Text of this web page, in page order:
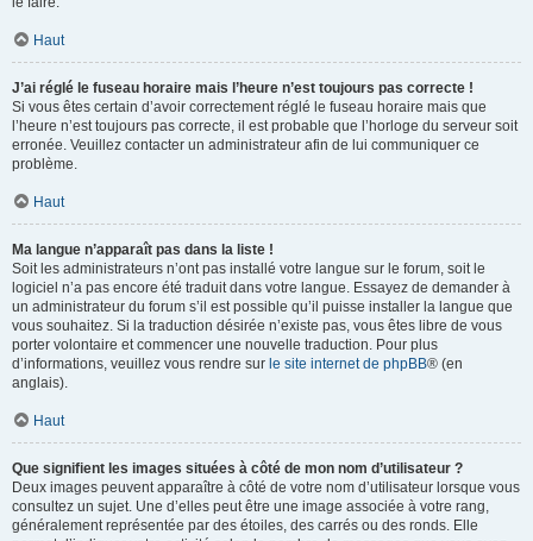
Haut
J’ai réglé le fuseau horaire mais l’heure n’est toujours pas correcte !
Si vous êtes certain d’avoir correctement réglé le fuseau horaire mais que
l’heure n’est toujours pas correcte, il est probable que l’horloge du serveur soit
erronée. Veuillez contacter un administrateur afin de lui communiquer ce
problème.
Haut
Ma langue n’apparaît pas dans la liste !
Soit les administrateurs n’ont pas installé votre langue sur le forum, soit le
logiciel n’a pas encore été traduit dans votre langue. Essayez de demander à
un administrateur du forum s’il est possible qu’il puisse installer la langue que
vous souhaitez. Si la traduction désirée n’existe pas, vous êtes libre de vous
porter volontaire et commencer une nouvelle traduction. Pour plus
d’informations, veuillez vous rendre sur le site internet de phpBB® (en
anglais).
Haut
Que signifient les images situées à côté de mon nom d’utilisateur ?
Deux images peuvent apparaître à côté de votre nom d’utilisateur lorsque vous
consultez un sujet. Une d’elles peut être une image associée à votre rang,
généralement représentée par des étoiles, des carrés ou des ronds. Elle